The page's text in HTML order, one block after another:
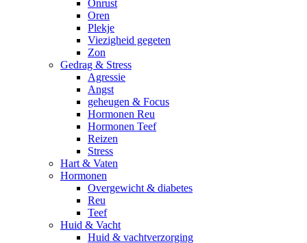
Onrust
Oren
Plekje
Viezigheid gegeten
Zon
Gedrag & Stress
Agressie
Angst
geheugen & Focus
Hormonen Reu
Hormonen Teef
Reizen
Stress
Hart & Vaten
Hormonen
Overgewicht & diabetes
Reu
Teef
Huid & Vacht
Huid & vachtverzorging